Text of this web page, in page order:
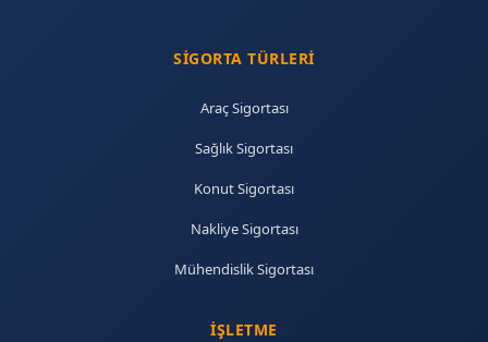
SIGORTA TÜRLERI
Araç Sigortası
Sağlık Sigortası
Konut Sigortası
Nakliye Sigortası
Mühendislik Sigortası
İŞLETME